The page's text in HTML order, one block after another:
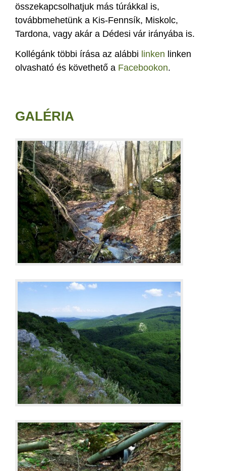
összekapcsolhatjuk más túrákkal is,
továbbmehetünk a Kis-Fennsík, Miskolc,
Tardona, vagy akár a Dédesi vár irányába is.
Kollégánk többi írása az alábbi linken linken
olvasható és követhető a Facebookon.
GALÉRIA